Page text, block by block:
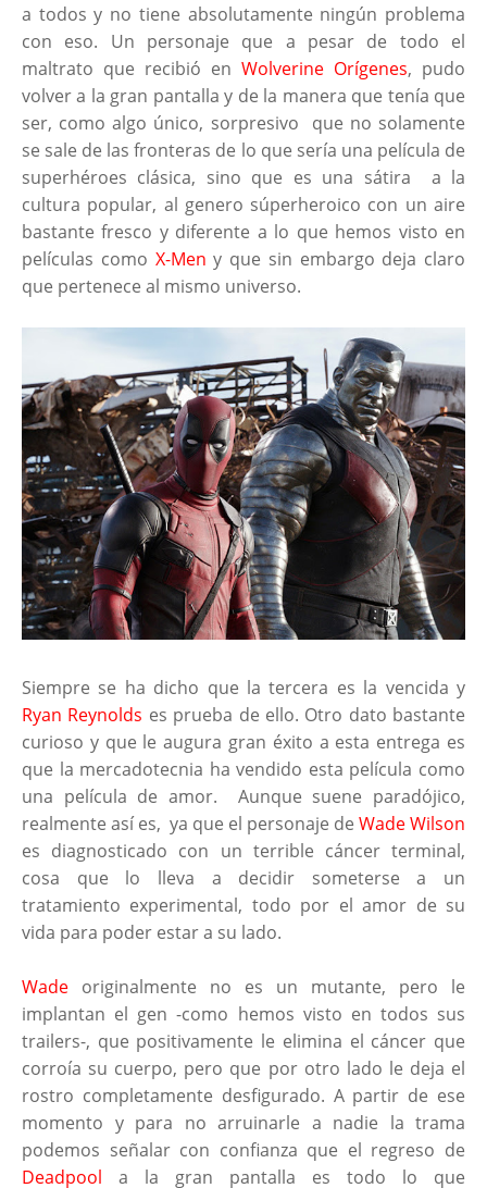
a todos y no tiene absolutamente ningún problema
con eso. Un personaje que a pesar de todo el
maltrato que recibió en Wolverine Orígenes, pudo
volver a la gran pantalla y de la manera que tenía que
ser, como algo único, sorpresivo que no solamente
se sale de las fronteras de lo que sería una película de
superhéroes clásica, sino que es una sátira a la
cultura popular, al genero súperheroico con un aire
bastante fresco y diferente a lo que hemos visto en
películas como X-Men y que sin embargo deja claro
que pertenece al mismo universo.
Siempre se ha dicho que la tercera es la vencida y
Ryan Reynolds es prueba de ello. Otro dato bastante
curioso y que le augura gran éxito a esta entrega es
que la mercadotecnia ha vendido esta película como
una película de amor. Aunque suene paradójico,
realmente así es, ya que el personaje de Wade Wilson
es diagnosticado con un terrible cáncer terminal,
cosa que lo lleva a decidir someterse a un
tratamiento experimental, todo por el amor de su
vida para poder estar a su lado.
Wade originalmente no es un mutante, pero le
implantan el gen -como hemos visto en todos sus
trailers-, que positivamente le elimina el cáncer que
corroía su cuerpo, pero que por otro lado le deja el
rostro completamente desfigurado. A partir de ese
momento y para no arruinarle a nadie la trama
podemos señalar con confianza que el regreso de
Deadpool a la gran pantalla es todo lo que